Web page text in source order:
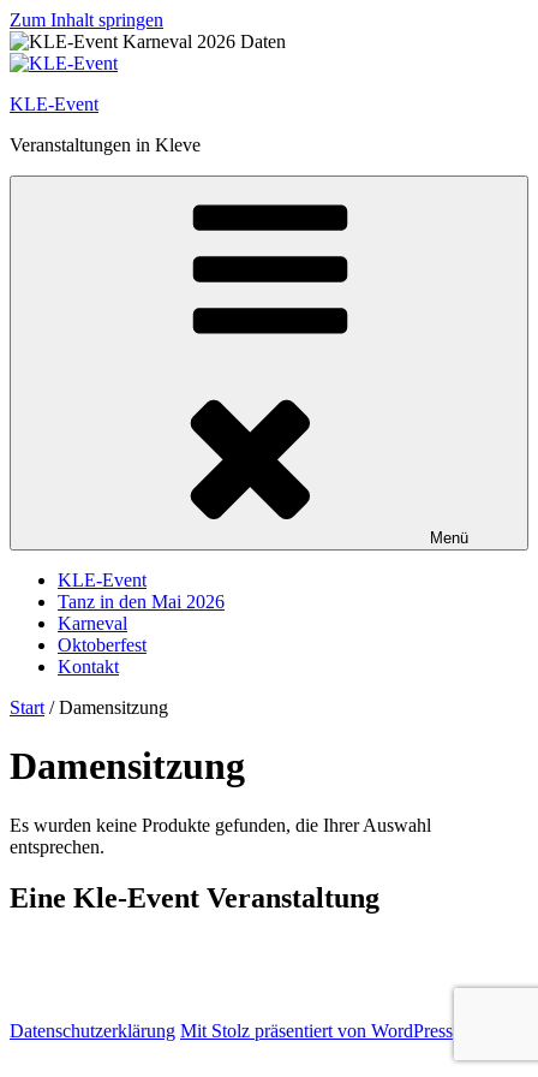
Zum Inhalt springen
KLE-Event
Veranstaltungen in Kleve
Menü
KLE-Event
Tanz in den Mai 2026
Karneval
Oktoberfest
Kontakt
Start / Damensitzung
Damensitzung
Es wurden keine Produkte gefunden, die Ihrer Auswahl
entsprechen.
Eine Kle-Event Veranstaltung
Datenschutzerklärung Mit Stolz präsentiert von WordPress